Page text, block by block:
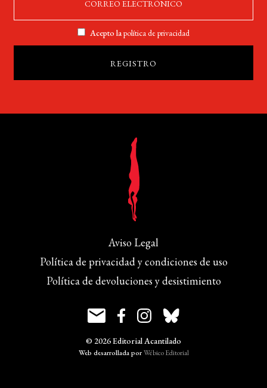
Acepto lapolítica de privacidad
Aviso Legal
Política de privacidad y condiciones de uso
Política de devoluciones y desistimiento
© 2026 Editorial Acantilado
Web desarrollada porWébico Editorial